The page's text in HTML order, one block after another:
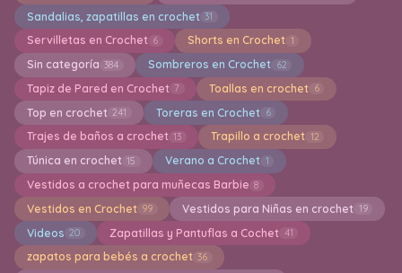
Sandalias, zapatillas en crochet 31
Servilletas en Crochet 6 Shorts en Crochet 1
Sin categoría 384 Sombreros en Crochet 62
Tapiz de Pared en Crochet 7 Toallas en crochet 6
Top en crochet 241 Toreras en Crochet 6
Trajes de baños a crochet 13 Trapillo a crochet 12
Túnica en crochet 15 Verano a Crochet 1
Vestidos a crochet para muñecas Barbie 8
Vestidos en Crochet 99 Vestidos para Niñas en crochet 19
Videos 20 Zapatillas y Pantuflas a Cochet 41
zapatos para bebés a crochet 36